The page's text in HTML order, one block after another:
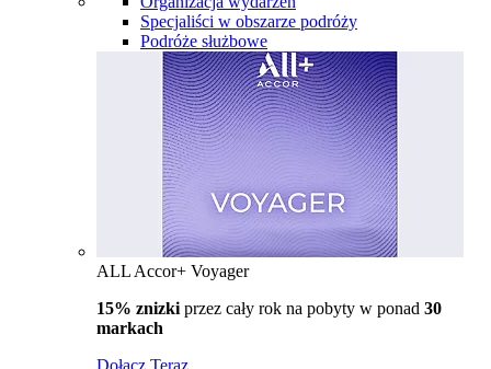
Specjaliści w obszarze podróży
Podróże służbowe
ALL Accor+ Voyager
15% znizki przez cały rok na pobyty w ponad 30
markach
Dołącz Teraz